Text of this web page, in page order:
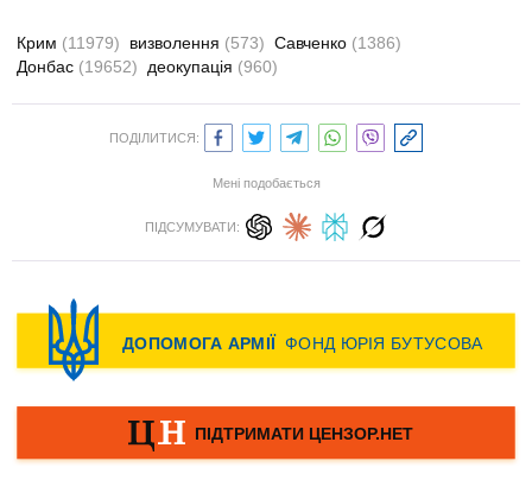
Крим (11979) визволення (573) Савченко (1386)
Донбас (19652) деокупація (960)
ПОДІЛИТИСЯ:
Мені подобається
ПІДСУМУВАТИ: